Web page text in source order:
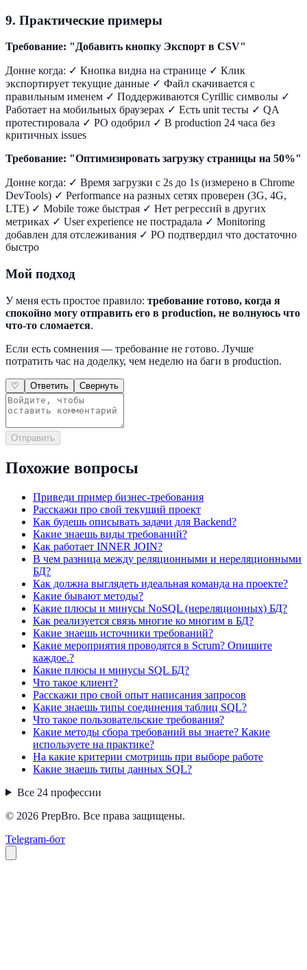
9. Практические примеры
Требование: "Добавить кнопку Экспорт в CSV"
Донне когда: ✓ Кнопка видна на странице ✓ Клик
экспортирует текущие данные ✓ Файл скачивается с
правильным именем ✓ Поддерживаются Cyrillic символы ✓
Работает на мобильных браузерах ✓ Есть unit тесты ✓ QA
протестировала ✓ PO одобрил ✓ В production 24 часа без
критичных issues
Требование: "Оптимизировать загрузку страницы на 50%"
Донне когда: ✓ Время загрузки с 2s до 1s (измерено в Chrome
DevTools) ✓ Performance на разных сетях проверен (3G, 4G,
LTE) ✓ Mobile тоже быстрая ✓ Нет регрессий в других
метриках ✓ User experience не пострадала ✓ Monitoring
добавлен для отслеживания ✓ PO подтвердил что достаточно
быстро
Мой подход
У меня есть простое правило: требование готово, когда я
спокойно могу отправить его в production, не волнуюсь что
что-то сломается.
Если есть сомнения — требование не готово. Лучше
потратить час на доделку, чем неделю на баги в production.
♡ Ответить Свернуть
Отправить
Похожие вопросы
Приведи пример бизнес-требования
Расскажи про свой текущий проект
Как будешь описывать задачи для Backend?
Какие знаешь виды требований?
Как работает INNER JOIN?
В чем разница между реляционными и нереляционными
БД?
Как должна выглядеть идеальная команда на проекте?
Какие бывают методы?
Какие плюсы и минусы NoSQL (нереляционных) БД?
Как реализуется связь многие ко многим в БД?
Какие знаешь источники требований?
Какие мероприятия проводятся в Scrum? Опишите
каждое.?
Какие плюсы и минусы SQL БД?
Что такое клиент?
Расскажи про свой опыт написания запросов
Какие знаешь типы соединения таблиц SQL?
Что такое пользовательские требования?
Какие методы сбора требований вы знаете? Какие
используете на практике?
На какие критерии смотришь при выборе работе
Какие знаешь типы данных SQL?
Все 24 профессии
© 2026 PrepBro. Все права защищены.
Telegram-бот